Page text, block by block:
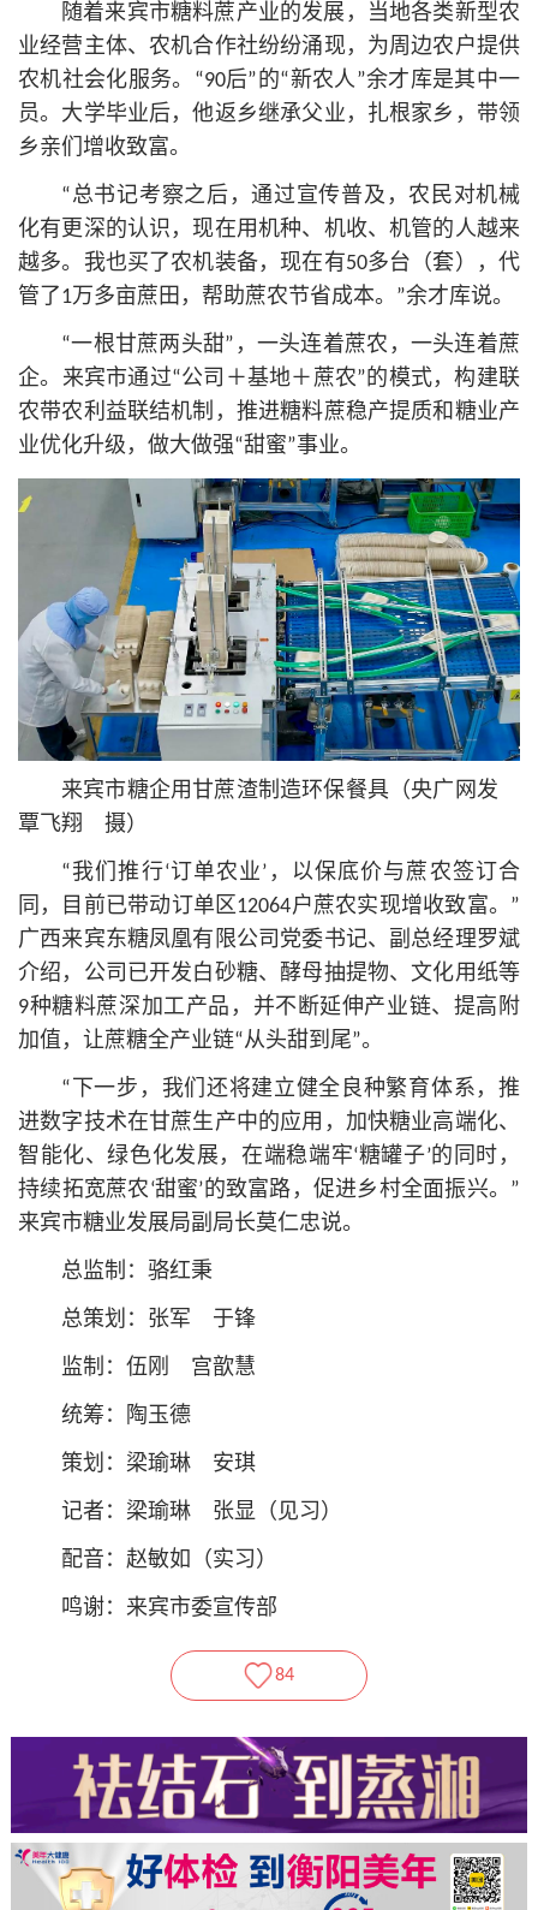
随着来宾市糖料蔗产业的发展，当地各类新型农
业经营主体、农机合作社纷纷涌现，为周边农户提供
农机社会化服务。“90后”的“新农人”余才库是其中一
员。大学毕业后，他返乡继承父业，扎根家乡，带领
乡亲们增收致富。
“总书记考察之后，通过宣传普及，农民对机械
化有更深的认识，现在用机种、机收、机管的人越来
越多。我也买了农机装备，现在有50多台（套），代
管了1万多亩蔗田，帮助蔗农节省成本。”余才库说。
“一根甘蔗两头甜”，一头连着蔗农，一头连着蔗
企。来宾市通过“公司＋基地＋蔗农”的模式，构建联
农带农利益联结机制，推进糖料蔗稳产提质和糖业产
业优化升级，做大做强“甜蜜”事业。
来宾市糖企用甘蔗渣制造环保餐具（央广网发
覃飞翔 摄）
“我们推行‘订单农业’，以保底价与蔗农签订合
同，目前已带动订单区12064户蔗农实现增收致富。”
广西来宾东糖凤凰有限公司党委书记、副总经理罗斌
介绍，公司已开发白砂糖、酵母抽提物、文化用纸等
9种糖料蔗深加工产品，并不断延伸产业链、提高附
加值，让蔗糖全产业链“从头甜到尾”。
“下一步，我们还将建立健全良种繁育体系，推
进数字技术在甘蔗生产中的应用，加快糖业高端化、
智能化、绿色化发展，在端稳端牢‘糖罐子’的同时，
持续拓宽蔗农‘甜蜜’的致富路，促进乡村全面振兴。”
来宾市糖业发展局副局长莫仁忠说。
总监制：骆红秉
总策划：张军 于锋
监制：伍刚 宫歆慧
统筹：陶玉德
策划：梁瑜琳 安琪
记者：梁瑜琳 张显（见习）
配音：赵敏如（实习）
鸣谢：来宾市委宣传部
84